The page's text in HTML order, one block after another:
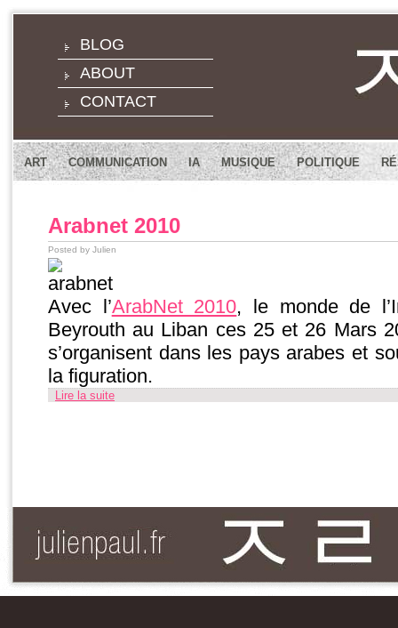
BLOG
ABOUT
CONTACT
ART COMMUNICATION IA MUSIQUE POLITIQUE
Arabnet 2010
Posted by Julien
Avec l’ArabNet 2010, le monde de
Beyrouth au Liban ces 25 et 26 Mars
s’organisent dans les pays arabes et
la figuration.
Lire la suite